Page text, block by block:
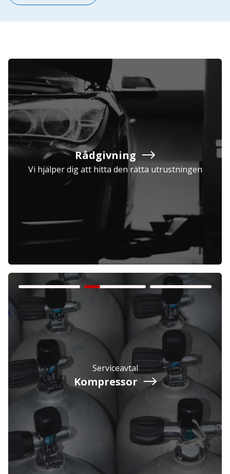
Företag Exkl. moms
Privatperson Inkl. moms
Rådgivning
Vi hjälper dig att hitta den rätta utrustningen
Serviceavtal
Kompressor